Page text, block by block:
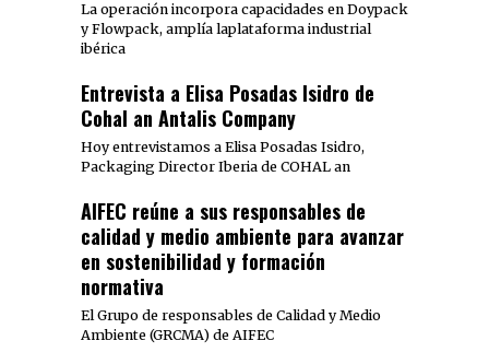
La operación incorpora capacidades en Doypack
y Flowpack, amplía laplataforma industrial
ibérica
Entrevista a Elisa Posadas Isidro de
Cohal an Antalis Company
Hoy entrevistamos a Elisa Posadas Isidro,
Packaging Director Iberia de COHAL an
AIFEC reúne a sus responsables de
calidad y medio ambiente para avanzar
en sostenibilidad y formación
normativa
El Grupo de responsables de Calidad y Medio
Ambiente (GRCMA) de AIFEC